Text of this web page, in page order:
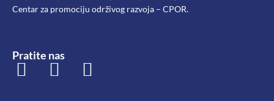
Centar za promociju održivog razvoja – CPOR.
Pratite nas